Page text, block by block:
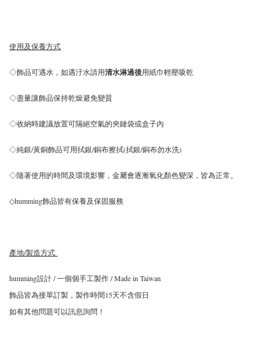
使用及保養方式
◇飾品可遇水，如遇汙水請用清水淋過後用紙巾輕壓吸乾
◇盡量讓飾品保持乾燥避免變質
◇收納時建議放置可隔絕空氣的夾鏈袋或盒子內
◇純銀/黃銅飾品可用拭銀/銅布擦拭(拭銀/銅布勿水洗)
◇隨著使用的時間及環境影響，金屬會逐漸氧化顏色變深，皆為正常。
◇humming飾品皆有保養及保固服務
產地/製造方式
humming設計 / 一個個手工製作 / Made in Taiwan
飾品皆為接單訂製，製作時間15天不含假日
如有其他問題可以訊息詢問！